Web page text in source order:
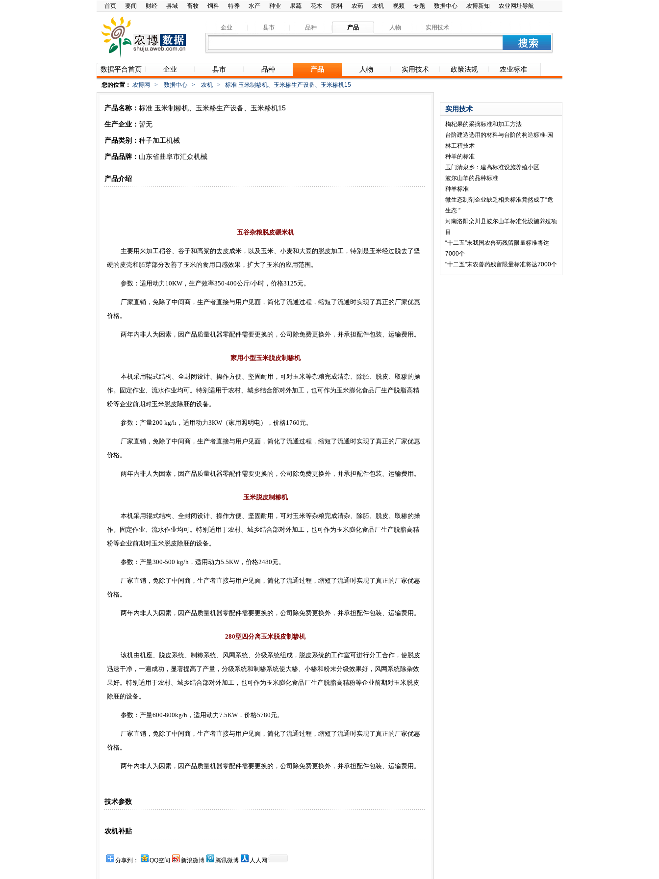
首页 要闻 财经 县域 畜牧 饲料 特养 水产 种业 果蔬 花木 肥料 农药 农机 视频 专题 数据中心 农博新知 农业网址导航
企业 县市 品种 产品 人物 实用技术
数据平台首页 企业 县市 品种 产品 人物 实用技术 政策法规 农业标准
您的位置： 农博网 > 数据中心 > 农机 > 标准 玉米制糁机、玉米糁生产设备、玉米糁机15
产品名称： 标准 玉米制糁机、玉米糁生产设备、玉米糁机15
生产企业： 暂无
产品类别： 种子加工机械
产品品牌： 山东省曲阜市汇众机械
产品介绍
五谷杂粮脱皮碾米机
主要用来加工稻谷、谷子和高粱的去皮成米，以及玉米、小麦和大豆的脱皮加工，特别是玉米经过脱去了坚
硬的皮壳和胚芽部分改善了玉米的食用口感效果，扩大了玉米的应用范围。
参数：适用动力 10KW ，生产效率350-400公斤/小时，价格3125元。
厂家直销 ，免除了中间商，生产者直接与用户见面 ， 简化了流通过程，缩短了流通时实现了真正的厂家优惠
价格。
两年内非人为因素，因产品质量机器零配件需要更换的，公司除免费更换外，并承担配件包装、运输费用。
家用小型玉米脱皮制糁机
本机采用辊式结构、全封闭设计、操作方便、坚固耐用，可对玉米等杂粮完成清杂、除胚、脱皮、取糁的操
作。固定作业、流水作业均可。特别适用于农村、城乡结合部对外加工，也可作为玉米膨化食品厂生产脱脂高精
粉等企业前期对玉米脱皮除胚的设备。
参数：产量200 kg/h ，适用动力3KW （家用照明电），价格1760元。
厂家直销 ，免除了中间商，生产者直接与用户见面 ， 简化了流通过程，缩短了流通时实现了真正的厂家优惠
价格。
两年内非人为因素，因产品质量机器零配件需要更换的，公司除免费更换外，并承担配件包装、运输费用。
玉米脱皮制糁机
本机采用辊式结构、全封闭设计、操作方便、坚固耐用，可对玉米等杂粮完成清杂、除胚、脱皮、取糁的操
作。固定作业、流水作业均可。特别适用于农村、城乡结合部对外加工，也可作为玉米膨化食品厂生产脱脂高精
粉等企业前期对玉米脱皮除胚的设备。
参数：产量300-500 kg/h ，适用动力5.5KW ，价格2480元。
厂家直销 ，免除了中间商，生产者直接与用户见面 ， 简化了流通过程，缩短了流通时实现了真正的厂家优惠
价格。
两年内非人为因素，因产品质量机器零配件需要更换的，公司除免费更换外，并承担配件包装、运输费用。
280型四分离玉米脱皮制糁机
该机由机座、脱皮系统、制糁系统、风网系统、分级系统组成，脱皮系统的工作室可进行分工合作，使脱皮
迅速干净，一遍成功，显著提高了产量，分级系统和制糁系统使大糁、小糁和粉末分级效果好，风网系统除杂效
果好。特别适用于农村、城乡结合部对外加工，也可作为玉米膨化食品厂生产脱脂高精粉等企业前期对玉米脱皮
除胚的设备。
参数：产量600-800kg/h ，适用动力7.5KW ，价格5780元。
厂家直销 ，免除了中间商，生产者直接与用户见面 ， 简化了流通过程，缩短了流通时实现了真正的厂家优惠
价格。
两年内非人为因素，因产品质量机器零配件需要更换的，公司除免费更换外，并承担配件包装、运输费用。
技术参数
农机补贴
分享到： QQ空间 新浪微博 腾讯微博 人人网
实用技术
枸杞果的采摘标准和加工方法
台阶建造选用的材料与台阶的构造标准-园
林工程技术
种羊的标准
玉门清泉乡：建高标准设施养殖小区
波尔山羊的品种标准
种羊标准
微生态制剂企业缺乏相关标准竟然成了“危
生态 ”
河南洛阳栾川县波尔山羊标准化设施养殖项
目
“十二五”末我国农兽药残留限量标准将达
7000个
"十二五"末农兽药残留限量标准将达7000个